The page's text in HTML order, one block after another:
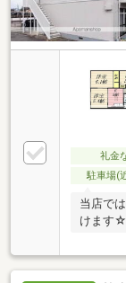
礼金
駐車場(
当店で
けます☆